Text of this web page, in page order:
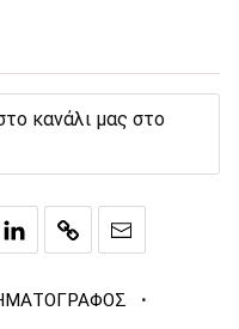
κανάλι μας στο
·